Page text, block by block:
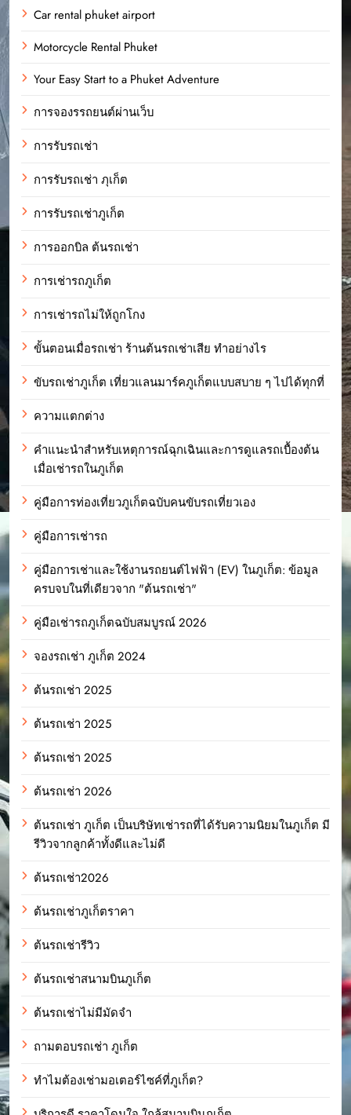
Car rental phuket airport
Motorcycle Rental Phuket
Your Easy Start to a Phuket Adventure
การจองรรถยนต์ผ่านเว็บ
การรับรถเช่า
การรับรถเช่า ภุเก็ต
การรับรถเช่าภูเก็ต
การออกบิล ต้นรถเช่า
การเช่ารถภูเก็ต
การเช่ารถไม่ให้ถูกโกง
ขั้นตอนเมื่อรถเช่า ร้านต้นรถเช่าเสีย ทำอย่างไร
ขับรถเช่าภูเก็ต เที่ยวแลนมาร์คภูเก็ตแบบสบาย ๆ ไปได้ทุกที่
ความแตกต่าง
คำแนะนำสำหรับเหตุการณ์ฉุกเฉินและการดูแลรถเบื้องต้น
เมื่อเช่ารถในภูเก็ต
คู่มือการท่องเที่ยวภูเก็ตฉบับคนขับรถเที่ยวเอง
คู่มือการเช่ารถ
คู่มือการเช่าและใช้งานรถยนต์ไฟฟ้า (EV) ในภูเก็ต: ข้อมูล
ครบจบในที่เดียวจาก "ต้นรถเช่า"
คู่มือเช่ารถภูเก็ตฉบับสมบูรณ์ 2026
จองรถเช่า ภูเก็ต 2024
ต้นรถเช่า 2025
ต้นรถเช่า 2025
ต้นรถเช่า 2025
ต้นรถเช่า 2026
ต้นรถเช่า ภูเก็ต เป็นบริษัทเช่ารถที่ได้รับความนิยมในภูเก็ต มี
รีวิวจากลูกค้าทั้งดีและไม่ดี
ต้นรถเช่า2026
ต้นรถเช่าภูเก็ตราคา
ต้นรถเช่ารีวิว
ต้นรถเช่าสนามบินภูเก็ต
ต้นรถเช่าไม่มีมัดจำ
ถามตอบรถเช่า ภูเก็ต
ทำไมต้องเช่ามอเตอร์ไซค์ที่ภูเก็ต?